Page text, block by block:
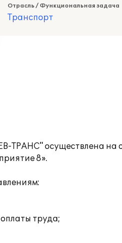
Отрасль / Функциональная задача
Транспорт
ТРАНС" осуществлена на
8».
труда;